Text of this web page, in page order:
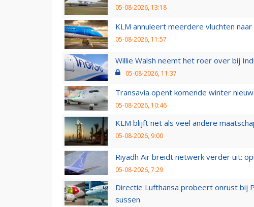
05-08-2026, 13:18
KLM annuleert meerdere vluchten
05-08-2026, 11:57
Willie Walsh neemt het roer over bij
05-08-2026, 11:37
Transavia opent komende winter
05-08-2026, 10:46
KLM blijft net als veel andere
05-08-2026, 9:00
Riyadh Air breidt netwerk verder uit:
05-08-2026, 7:29
Directie Lufthansa probeert onrust bij
sussen